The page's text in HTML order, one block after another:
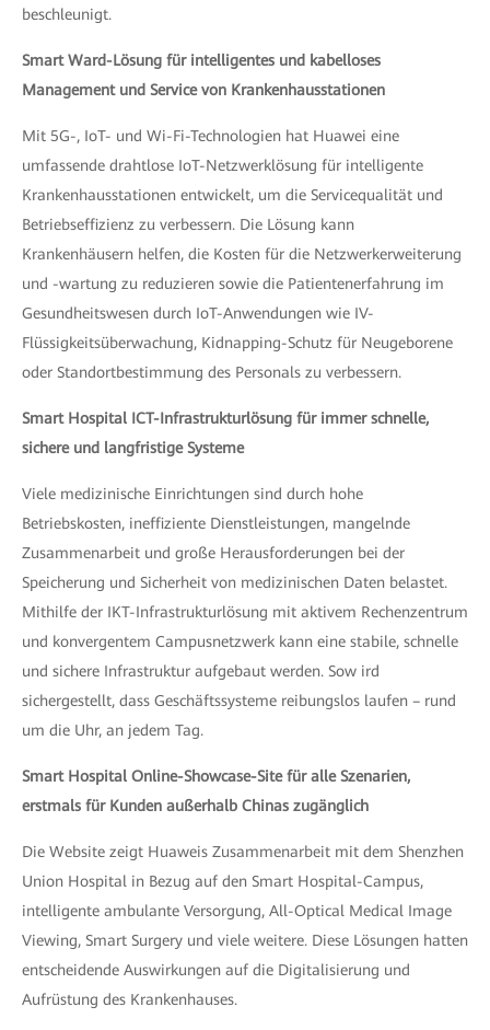
beschleunigt.
Smart Ward-Lösung für intelligentes und kabelloses
Management und Service von Krankenhausstationen
Mit 5G-, IoT- und Wi-Fi-Technologien hat Huawei eine
umfassende drahtlose IoT-Netzwerklösung für intelligente
Krankenhausstationen entwickelt, um die Servicequalität und
Betriebseffizienz zu verbessern. Die Lösung kann
Krankenhäusern helfen, die Kosten für die Netzwerkerweiterung
und -wartung zu reduzieren sowie die Patientenerfahrung im
Gesundheitswesen durch IoT-Anwendungen wie IV-
Flüssigkeitsüberwachung, Kidnapping-Schutz für Neugeborene
oder Standortbestimmung des Personals zu verbessern.
Smart Hospital ICT-Infrastrukturlösung für immer schnelle,
sichere und langfristige Systeme
Viele medizinische Einrichtungen sind durch hohe
Betriebskosten, ineffiziente Dienstleistungen, mangelnde
Zusammenarbeit und große Herausforderungen bei der
Speicherung und Sicherheit von medizinischen Daten belastet.
Mithilfe der IKT-Infrastrukturlösung mit aktivem Rechenzentrum
und konvergentem Campusnetzwerk kann eine stabile, schnelle
und sichere Infrastruktur aufgebaut werden. Sow ird
sichergestellt, dass Geschäftssysteme reibungslos laufen – rund
um die Uhr, an jedem Tag.
Smart Hospital Online-Showcase-Site für alle Szenarien,
erstmals für Kunden außerhalb Chinas zugänglich
Die Website zeigt Huaweis Zusammenarbeit mit dem Shenzhen
Union Hospital in Bezug auf den Smart Hospital-Campus,
intelligente ambulante Versorgung, All-Optical Medical Image
Viewing, Smart Surgery und viele weitere. Diese Lösungen hatten
entscheidende Auswirkungen auf die Digitalisierung und
Aufrüstung des Krankenhauses.